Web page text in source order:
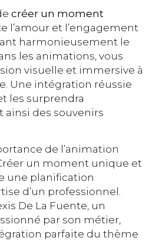
créer un moment
l’amour et l’engagement
harmonieusement le
les animations, vous
visuelle et immersive à
Une intégration réussie
les surprendra
ainsi des souvenirs
de l’animation
un moment unique et
une planification
d’un professionnel.
De La Fuente, un
par son métier,
parfaite du thème